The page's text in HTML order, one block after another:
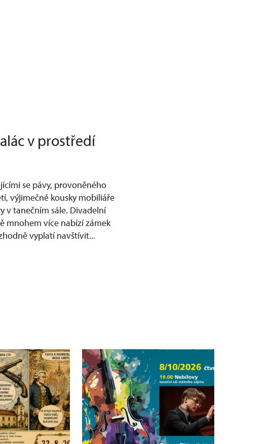
v prostředí
se pávy, provoněného
výjimečné kousky mobiliáře
v tanečním sále. Divadelní
mnohem více nabízí zámek
vyplatí navštívit...